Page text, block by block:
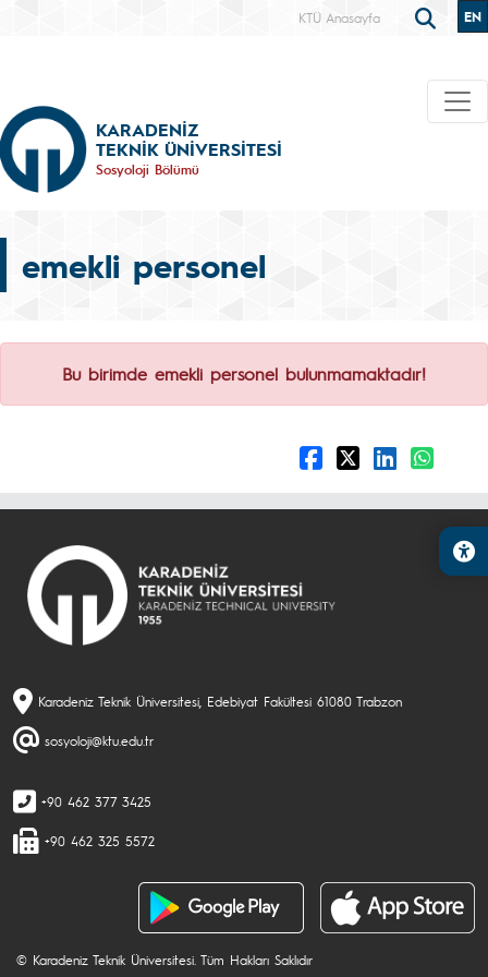
KTÜ Anasayfa EN
KARADENİZ
TEKNİK ÜNİVERSİTESİ
Sosyoloji Bölümü
emekli personel
Bu birimde emekli personel bulunmamaktadır!
Karadeniz Teknik Üniversitesi, Edebiyat Fakültesi 61080 Trabzon
sosyoloji@ktu.edu.tr
+90 462 377 3425
+90 462 325 5572
© Karadeniz Teknik Üniversitesi. Tüm Hakları Saklıdır